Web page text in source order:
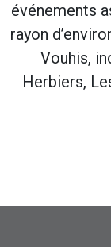
événements
rayon
Vouhis,
Herbiers,